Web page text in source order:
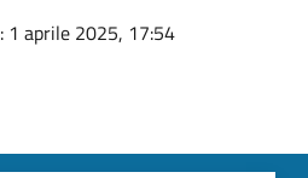
: 1 aprile 2025, 17:54